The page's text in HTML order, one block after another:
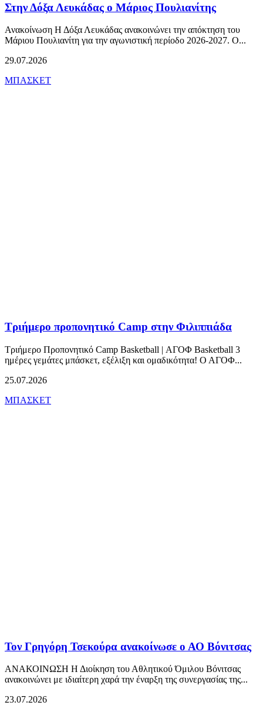
Στην Δόξα Λευκάδας ο Μάριος Πουλιανίτης
Ανακοίνωση Η Δόξα Λευκάδας ανακοινώνει την απόκτηση του
Μάριου Πουλιανίτη για την αγωνιστική περίοδο 2026-2027. Ο...
29.07.2026
ΜΠΑΣΚΕΤ
Τριήμερο προπονητικό Camp στην Φιλιππιάδα
Τριήμερο Προπονητικό Camp Basketball | ΑΓΟΦ Basketball 3
ημέρες γεμάτες μπάσκετ, εξέλιξη και ομαδικότητα! Ο ΑΓΟΦ...
25.07.2026
ΜΠΑΣΚΕΤ
Τον Γρηγόρη Τσεκούρα ανακοίνωσε ο ΑΟ Βόνιτσας
ΑΝΑΚΟΙΝΩΣΗ Η Διοίκηση του Αθλητικού Όμιλου Βόνιτσας
ανακοινώνει με ιδιαίτερη χαρά την έναρξη της συνεργασίας της...
23.07.2026